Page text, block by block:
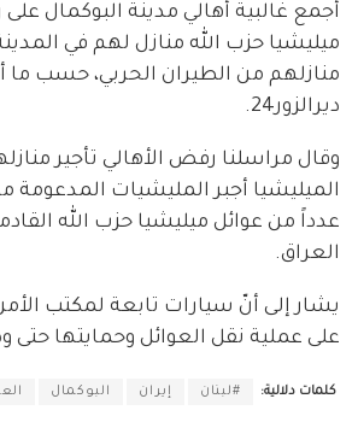
أجمع غالبية أهالي مدينة البوكمال
ميليشيا حزب الله منازل لهم في
منازلهم من الطيران الحربي، حسب
ديرالزور24.
وقال مراسلنا رفض الأهالي تأجير
الميليشيا أجبر المليشيات المدعومة
عدداً من عوائل ميليشيا حزب الله
العراق.
يشار إلى أنّ سيارات تابعة لمكتب
على عملية نقل العوائل وحمايتها حتى
كلمات دلالية: #لبنان إيران البوكمال